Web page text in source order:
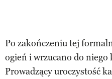
Po zakończeniu tej
ogień i wrzucano do niego
Prowadzący uroczystość